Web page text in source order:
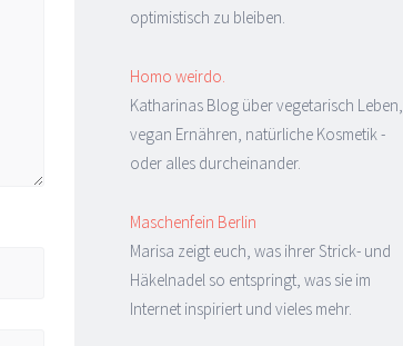
optimistisch zu bleiben.
Homo weirdo.
Katharinas Blog über vegetarisch Leben,
vegan Ernähren, natürliche Kosmetik -
oder alles durcheinander.
Maschenfein Berlin
Marisa zeigt euch, was ihrer Strick- und
Häkelnadel so entspringt, was sie im
Internet inspiriert und vieles mehr.